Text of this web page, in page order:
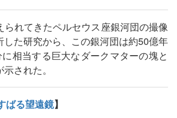
られてきたペルセウス座銀河団の撮像
した研究から、この銀河団は約50億年
相当する巨大なダークマターの塊と
された。
ばる望遠鏡】